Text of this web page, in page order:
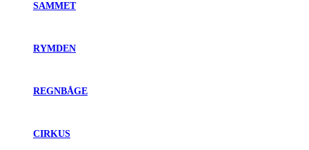
SAMMET
RYMDEN
REGNBÅGE
CIRKUS